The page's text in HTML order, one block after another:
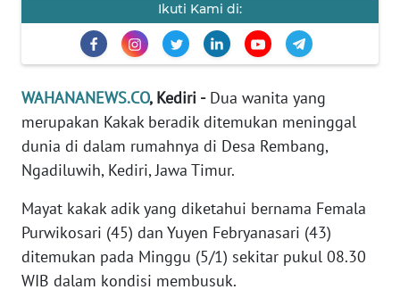
Ikuti Kami di:
WAHANANEWS.CO, Kediri -Dua wanita yang
merupakan Kakak beradik ditemukan meninggal
dunia di dalam rumahnya di Desa Rembang,
Ngadiluwih, Kediri, Jawa Timur.
Mayat kakak adik yang diketahui bernama Femala
Purwikosari (45) dan Yuyen Febryanasari (43)
ditemukan pada Minggu (5/1) sekitar pukul 08.30
WIB dalam kondisi membusuk.
EDITORIAL
Informasi
BERITA
KONTAK
KAMI